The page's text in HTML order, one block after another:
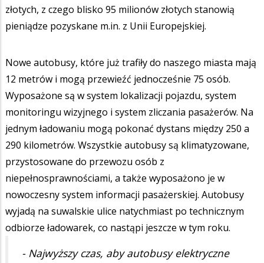
złotych, z czego blisko 95 milionów złotych stanowią
pieniądze pozyskane m.in. z Unii Europejskiej.
Nowe autobusy, które już trafiły do naszego miasta mają
12 metrów i mogą przewieźć jednocześnie 75 osób.
Wyposażone są w system lokalizacji pojazdu, system
monitoringu wizyjnego i system zliczania pasażerów. Na
jednym ładowaniu mogą pokonać dystans między 250 a
290 kilometrów. Wszystkie autobusy są klimatyzowane,
przystosowane do przewozu osób z
niepełnosprawnościami, a także wyposażono je w
nowoczesny system informacji pasażerskiej. Autobusy
wyjadą na suwalskie ulice natychmiast po technicznym
odbiorze ładowarek, co nastąpi jeszcze w tym roku.
- Najwyższy czas, aby autobusy elektryczne